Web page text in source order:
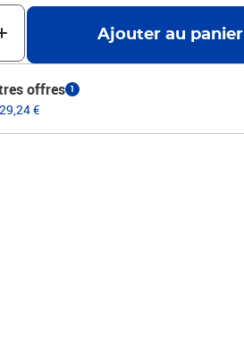
Ajouter au panier
offres 1
€